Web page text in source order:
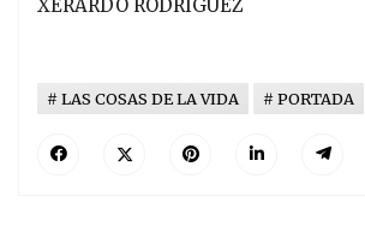
XERARDO RODRÍGUEZ
LAS COSAS DE LA VIDA PORTADA